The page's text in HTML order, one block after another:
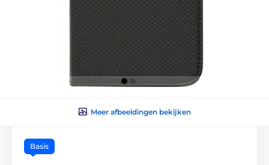
Meer afbeeldingen bekijken
Basis